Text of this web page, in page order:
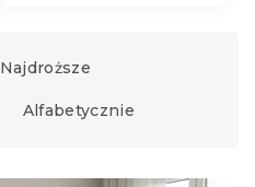
Najdroższe
Alfabetycznie